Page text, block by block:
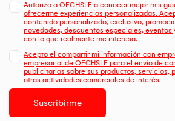
Autorizo a OECHSLE a conocer mejor mis
ofrecerme experiencias personalizadas.
contenido personalizado, exclusivo,
novedades, descuentos especiales, eventos
con lo que realmente me interesa.
Acepto el compartir mi información con
empresarial de OECHSLE para el envío de
publicitarias sobre sus productos, servicios,
otras actividades comerciales de interés.
Suscribirme